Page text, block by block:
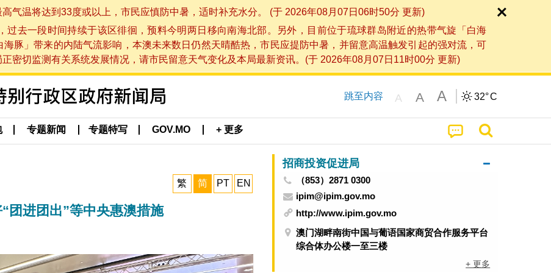
气温将达到33度或以上，市民应慎防中暑，适时补充水分。 (于 2026年08月07日06时50分 更新)
过去一段时间持续于该区徘徊，预料今明两日移向南海北部。另外，目前位于琉球群岛附近的热带气旋「白海
豚」带来的内陆气流影响，本澳未来数日仍然天晴酷热，市民应提防中暑，并留意高温触发引起的强对流，可
密切监测有关系统发展情况，请市民留意天气变化及本局最新资讯。(于 2026年08月07日11时00分 更新)
跳至内容 A A A 32°C
专题新闻 专题特写 GOV.MO + 更多
繁 简 PT EN
团进团出”等中央惠澳措施
招商投资促进局
（853）2871 0300
ipim@ipim.gov.mo
http://www.ipim.gov.mo
澳门湖畔南街中国与葡语国家商贸合作服务平台
综合体办公楼一至三楼
+ 更多